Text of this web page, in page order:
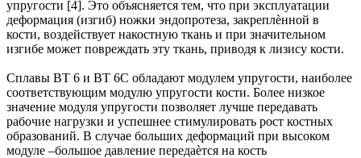
упругости [4]. Это объясняется тем, что при эксплуатации
деформация (изгиб) ножки эндопротеза, закреплѐнной в
кости, воздействует накостную ткань и при значительном
изгибе может повреждать эту ткань, приводя к лизису кости.
Сплавы ВТ 6 и ВТ 6С обладают модулем упругости, наиболее
соответствующим модулю упругости кости. Более низкое
значение модуля упругости позволяет лучше передавать
рабочие нагрузки и успешнее стимулировать рост костных
образований. В случае больших деформаций при высоком
модуле –большое давление передаѐтся на кость